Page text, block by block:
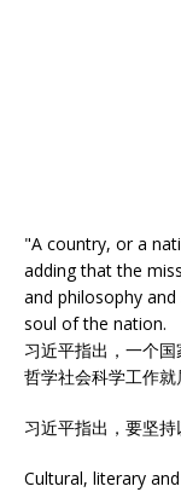
"A country, or a
adding that the
and philosophy
soul of the nation.
习近平指出，一个国
哲学社会科学工作就
习近平指出，要坚持
Cultural, literary